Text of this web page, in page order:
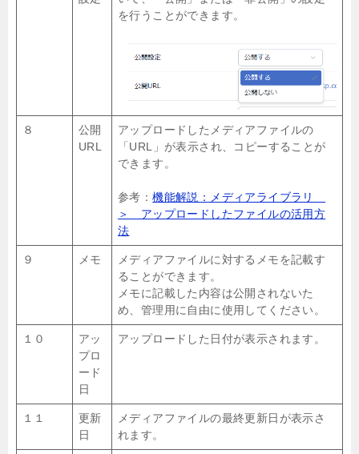
を行うことができます。
８
公開
URL
アップロードしたメディアファイルの
「URL」が表示され、コピーすることが
できます。
参考：機能解説：メディアライブラリ
＞ アップロードしたファイルの活用方
法
９ メモ
メディアファイルに対するメモを記載す
ることができます。
メモに記載した内容は公開されないた
め、管理用に自由に使用してください。
１０
アッ
プロ
ード
日
アップロードした日付が表示されます。
１１
更新
日
メディアファイルの最終更新日が表示さ
れます。